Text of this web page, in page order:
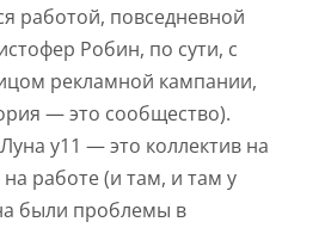
работой, повседневной
Робин, по сути, с
рекламной кампании,
— это сообщество).
у11 — это коллектив на
работе (и там, и там у
были проблемы в